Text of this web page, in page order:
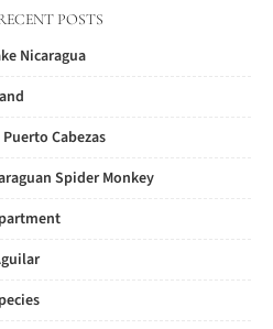
POSTS
Nicaragua
Cabezas
Spider Monkey